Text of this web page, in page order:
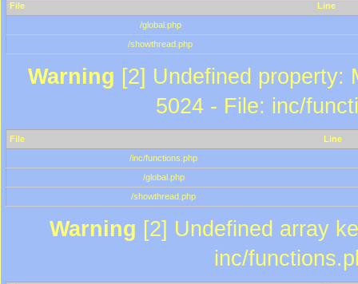
File
Line
/global.php
/showthread.php
Warning [2] Undefined property:
5024 - File: inc/
File
Line
/inc/functions.php
/global.php
/showthread.php
Warning [2] Undefined array
inc/